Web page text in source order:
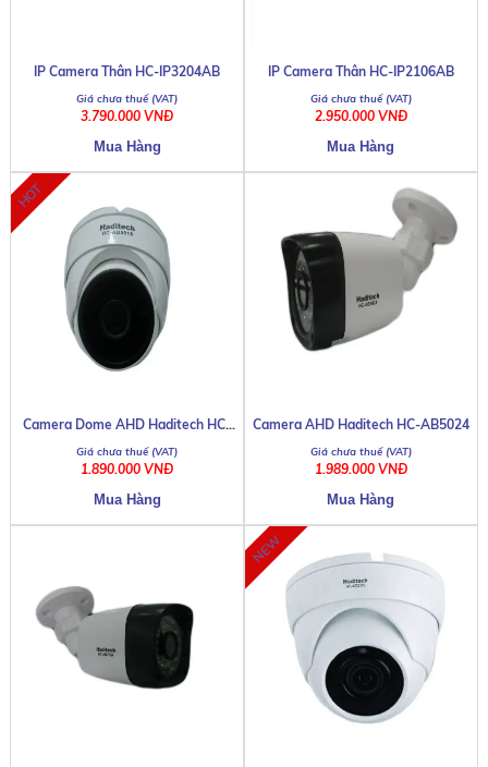
IP Camera Thân HC-IP3204AB
3.790.000 VNĐ
IP Camera Thân HC-IP2106AB
2.950.000 VNĐ
Camera Dome AHD Haditech HC-
AD5018
1.890.000 VNĐ
Camera AHD Haditech HC-AB5024
1.989.000 VNĐ